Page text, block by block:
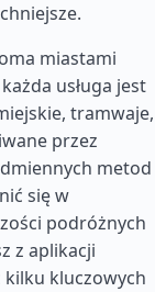
miastami
usługa jest
tramwaje,
przez
metod
się w
podróżnych
z aplikacji
kilku kluczowych